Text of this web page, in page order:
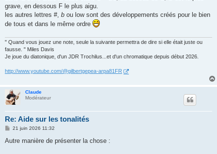
grave, en dessous F le plus aigu.
les autres lettres #, b ou low sont des développements créés pour le bien
de tous et dans le même ordre
" Quand vous jouez une note, seule la suivante permettra de dire si elle était juste ou
fausse. " Miles Davis
Je joue du diatonique, d'un JDR Trochilus...et d'un chromatique depuis début 2026.
http://www.youtube.com/@gilbertgepea-arpa81FR
Claude
Modérateur
Re: Aide sur les tonalités
M
s
21 juin 2026 11:32
Autre manière de présenter la chose :